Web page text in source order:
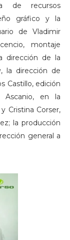
de recursos
gráfico y la
de Vladimir
montaje
dirección de la
la dirección de
Castillo, edición
en la
Cristina Corser,
la producción
general a